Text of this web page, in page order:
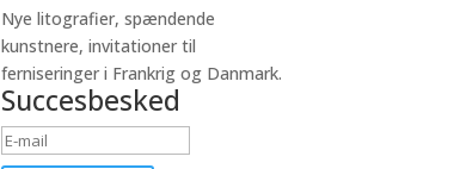
Nye litografier, spændende
kunstnere, invitationer til
ferniseringer i Frankrig og Danmark.
Succesbesked